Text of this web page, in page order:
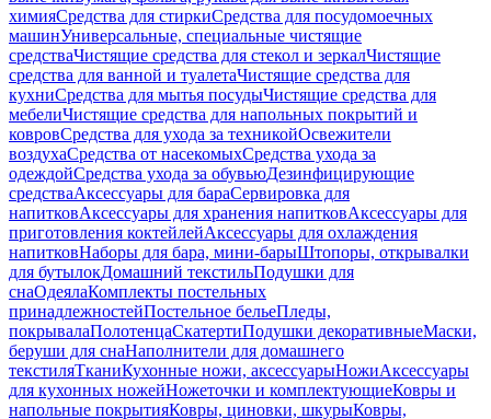
химияСредства для стиркиСредства для посудомоечных
машинУниверсальные, специальные чистящие
средстваЧистящие средства для стекол и зеркалЧистящие
средства для ванной и туалетаЧистящие средства для
кухниСредства для мытья посудыЧистящие средства для
мебелиЧистящие средства для напольных покрытий и
ковровСредства для ухода за техникойОсвежители
воздухаСредства от насекомыхСредства ухода за
одеждойСредства ухода за обувьюДезинфицирующие
средстваАксессуары для бараСервировка для
напитковАксессуары для хранения напитковАксессуары для
приготовления коктейлейАксессуары для охлаждения
напитковНаборы для бара, мини-барыШтопоры, открывалки
для бутылокДомашний текстильПодушки для
снаОдеялаКомплекты постельных
принадлежностейПостельное бельеПледы,
покрывалаПолотенцаСкатертиПодушки декоративныеМаски,
беруши для снаНаполнители для домашнего
текстиляТканиКухонные ножи, аксессуарыНожиАксессуары
для кухонных ножейНожеточки и комплектующиеКовры и
напольные покрытияКовры, циновки, шкурыКовры,